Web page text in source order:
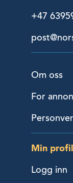
+47
Om oss
For
Min profil
Logg inn